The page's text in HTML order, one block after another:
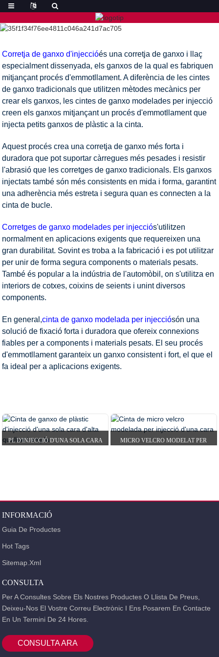
Corretja de ganxo d'injeccióés una corretja de ganxo i llaç
especialment dissenyada, els ganxos de la qual es fabriquen
mitjançant procés d'emmotllament. A diferència de les cintes
de ganxo tradicionals que utilitzen mètodes mecànics per
crear els ganxos, les cintes de ganxo modelades per injecció
creen els ganxos mitjançant un procés d'emmotllament que
injecta petits ganxos de plàstic a la cinta.
Aquest procés crea una corretja de ganxo més forta i
duradora que pot suportar càrregues més pesades i resistir
l'abrasió que les corretges de ganxo tradicionals. Els ganxos
injectats també són més consistents en mida i forma, garantint
una adherència més estreta i segura quan es connecten a la
cinta de bucle.
Corretges de ganxo modelades per injecciós'utilitzen
normalment en aplicacions exigents que requereixen una
gran durabilitat. Sovint es troba a la fabricació i es pot utilitzar
per unir de forma segura components o materials pesats.
També és popular a la indústria de l'automòbil, on s'utilitza en
interiors de cotxes, coixins de seients i unint diversos
components.
En general,cinta de ganxo modelada per injecciósón una
solució de fixació forta i duradora que ofereix connexions
fiables per a components i materials pesats. El seu procés
d'emmotllament garanteix un ganxo consistent i fort, el que el
fa ideal per a aplicacions exigents.
PL D'INJECCIÓ D'UNA SOLA CARA MICRO VELCRO MODELAT PER
INFORMACIÓ
Guia De Productes
Hot Tags
Sitemap.xml
CONSULTA
Per A Consultes Sobre Els Nostres Productes O Llista De Preus,
Deixeu-Nos El Vostre Correu Electrònic I Ens Posarem En Contacte
En Un Termini De 24 Hores.
CONSULTA ARA